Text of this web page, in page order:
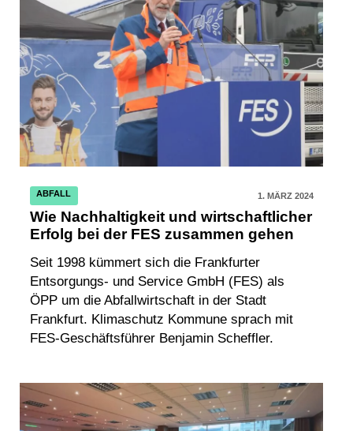
ABFALL 1. MÄRZ 2024
Wie Nachhaltigkeit und wirtschaftlicher
Erfolg bei der FES zusammen gehen
Seit 1998 kümmert sich die Frankfurter
Entsorgungs- und Service GmbH (FES) als
ÖPP um die Abfallwirtschaft in der Stadt
Frankfurt. Klimaschutz Kommune sprach mit
FES-Geschäftsführer Benjamin Scheffler.